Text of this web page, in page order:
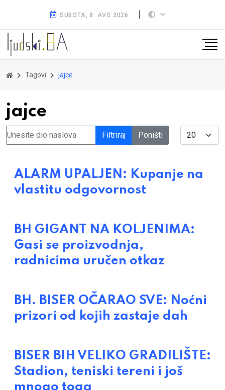
SUBOTA, 8. AVG 2026.
Tagovi jajce
jajce
Unesite dio naslova Filtriraj Poništi Display #
ALARM UPALJEN: Kupanje na
vlastitu odgovornost
BH GIGANT NA KOLJENIMA:
Gasi se proizvodnja,
radnicima uručen otkaz
BH. BISER OČARAO SVE: Noćni
prizori od kojih zastaje dah
BISER BIH VELIKO GRADILIŠTE:
Stadion, teniski tereni i još
mnogo toga